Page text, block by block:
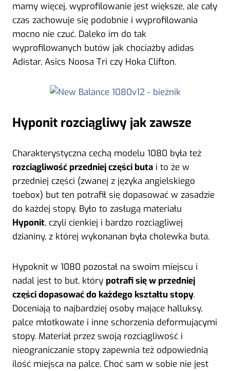
mamy więcej, wyprofilowanie jest większe, ale cały
czas zachowuje się podobnie i wyprofilowania
mocno nie czuć. Daleko im do tak
wyprofilowanych butów jak chociażby adidas
Adistar, Asics Noosa Tri czy Hoka Clifton.
Hyponit rozciągliwy jak zawsze
Charakterystyczna cechą modelu 1080 była też
rozciągliwość przedniej części buta i to że w
przedniej części (zwanej z języka angielskiego
toebox) but ten potrafił się dopasować w zasadzie
do każdej stopy. Było to zasługą materiału
Hyponit, czyli cienkiej i bardzo rozciągliwej
dzianiny, z której wykonanan była cholewka buta.
Hypoknit w 1080 pozostał na swoim miejscu i
nadal jest to but, który potrafi się w przedniej
części dopasować do każdego kształtu stopy.
Doceniają to najbardziej osoby mające halluksy,
palce młotkowate i inne schorzenia deformującymi
stopy. Materiał przez swoją rozciągliwość i
nieograniczanie stopy zapewnia też odpowiednią
ilość miejsca na palce. Choć sam w sobie nie jest